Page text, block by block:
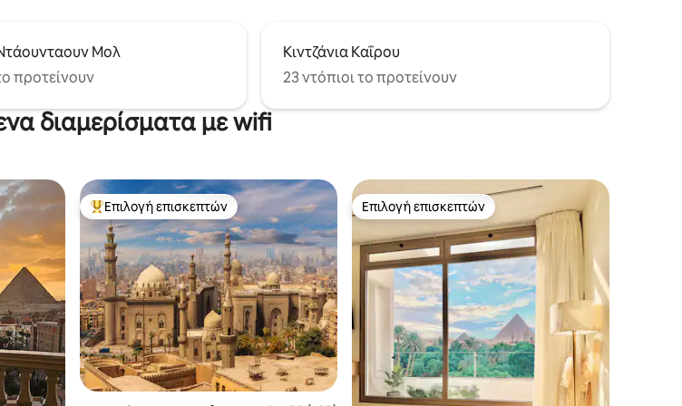
Μολ
προτείνουν
Κιντζάνια Καΐρου
23 ντόπιοι το προτείνουν
διαμερίσματα με wifi
Κορυφαία επιλογή επισκεπτών
Επιλογή επισκεπτών Επιλογή επισκεπτών
Επιλογή επισκεπτών